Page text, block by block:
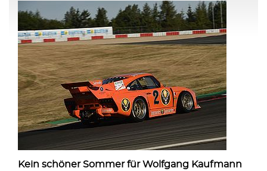
Kein schöner Sommer für Wolfgang Kaufmann